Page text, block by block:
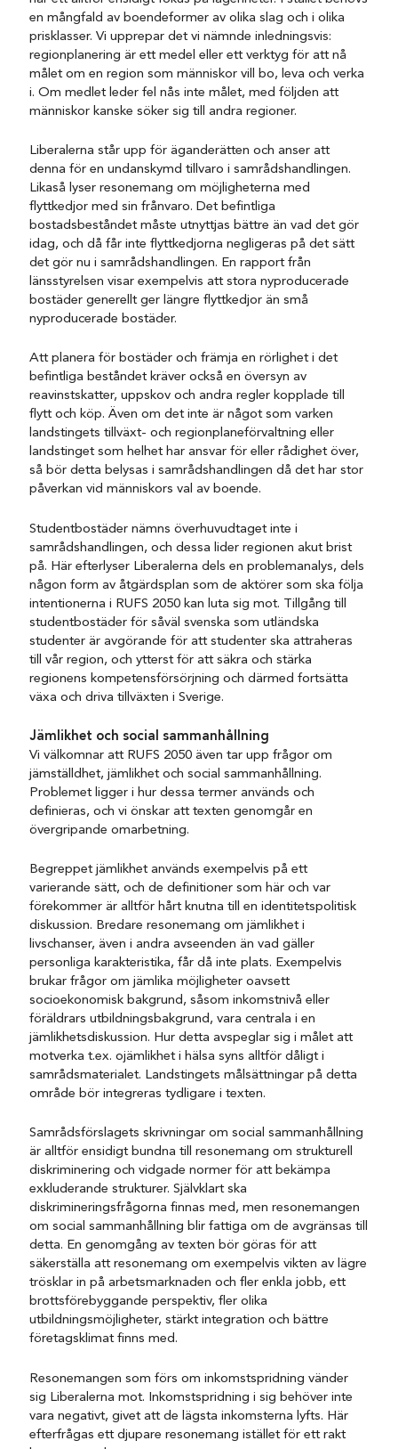
en mångfald av boendeformer av olika slag och i olika
prisklasser. Vi upprepar det vi nämnde inledningsvis:
regionplanering är ett medel eller ett verktyg för att nå
målet om en region som människor vill bo, leva och verka
i. Om medlet leder fel nås inte målet, med följden att
människor kanske söker sig till andra regioner.
Liberalerna står upp för äganderätten och anser att
denna för en undanskymd tillvaro i samrådshandlingen.
Likaså lyser resonemang om möjligheterna med
flyttkedjor med sin frånvaro. Det befintliga
bostadsbeståndet måste utnyttjas bättre än vad det gör
idag, och då får inte flyttkedjorna negligeras på det sätt
det gör nu i samrådshandlingen. En rapport från
länsstyrelsen visar exempelvis att stora nyproducerade
bostäder generellt ger längre flyttkedjor än små
nyproducerade bostäder.
Att planera för bostäder och främja en rörlighet i det
befintliga beståndet kräver också en översyn av
reavinstskatter, uppskov och andra regler kopplade till
flytt och köp. Även om det inte är något som varken
landstingets tillväxt- och regionplaneförvaltning eller
landstinget som helhet har ansvar för eller rådighet över,
så bör detta belysas i samrådshandlingen då det har stor
påverkan vid människors val av boende.
Studentbostäder nämns överhuvudtaget inte i
samrådshandlingen, och dessa lider regionen akut brist
på. Här efterlyser Liberalerna dels en problemanalys, dels
någon form av åtgärdsplan som de aktörer som ska följa
intentionerna i RUFS 2050 kan luta sig mot. Tillgång till
studentbostäder för såväl svenska som utländska
studenter är avgörande för att studenter ska attraheras
till vår region, och ytterst för att säkra och stärka
regionens kompetensförsörjning och därmed fortsätta
växa och driva tillväxten i Sverige.
Jämlikhet och social sammanhållning
Vi välkomnar att RUFS 2050 även tar upp frågor om
jämställdhet, jämlikhet och social sammanhållning.
Problemet ligger i hur dessa termer används och
definieras, och vi önskar att texten genomgår en
övergripande omarbetning.
Begreppet jämlikhet används exempelvis på ett
varierande sätt, och de definitioner som här och var
förekommer är alltför hårt knutna till en identitetspolitisk
diskussion. Bredare resonemang om jämlikhet i
livschanser, även i andra avseenden än vad gäller
personliga karakteristika, får då inte plats. Exempelvis
brukar frågor om jämlika möjligheter oavsett
socioekonomisk bakgrund, såsom inkomstnivå eller
föräldrars utbildningsbakgrund, vara centrala i en
jämlikhetsdiskussion. Hur detta avspeglar sig i målet att
motverka t.ex. ojämlikhet i hälsa syns alltför dåligt i
samrådsmaterialet. Landstingets målsättningar på detta
område bör integreras tydligare i texten.
Samrådsförslagets skrivningar om social sammanhållning
är alltför ensidigt bundna till resonemang om strukturell
diskriminering och vidgade normer för att bekämpa
exkluderande strukturer. Självklart ska
diskrimineringsfrågorna finnas med, men resonemangen
om social sammanhållning blir fattiga om de avgränsas till
detta. En genomgång av texten bör göras för att
säkerställa att resonemang om exempelvis vikten av lägre
trösklar in på arbetsmarknaden och fler enkla jobb, ett
brottsförebyggande perspektiv, fler olika
utbildningsmöjligheter, stärkt integration och bättre
företagsklimat finns med.
Resonemangen som förs om inkomstspridning vänder
sig Liberalerna mot. Inkomstspridning i sig behöver inte
vara negativt, givet att de lägsta inkomsterna lyfts. Här
efterfrågas ett djupare resonemang istället för ett rakt